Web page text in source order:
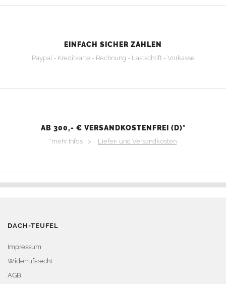
EINFACH SICHER ZAHLEN
Paypal - Kreditkarte - Rechnung - Lastschrift - Vorkasse
AB 300,- € VERSANDKOSTENFREI (D)*
*mehr Infos > Liefer- und Versandkosten
DACH-TEUFEL
Impressum
Widerrufsrecht
AGB